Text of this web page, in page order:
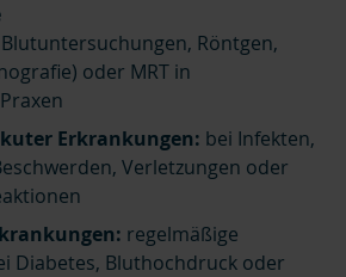
Blutuntersuchungen, Röntgen,
oder MRT in
Erkrankungen: bei Infekten,
Verletzungen oder
regelmäßige
Diabetes, Bluthochdruck oder